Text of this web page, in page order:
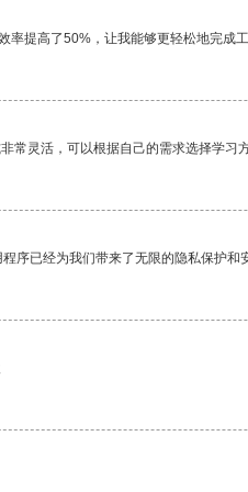
率提高了50%，让我能够更轻松地完成
常灵活，可以根据自己的需求选择学习方
序已经为我们带来了无限的隐私保护和